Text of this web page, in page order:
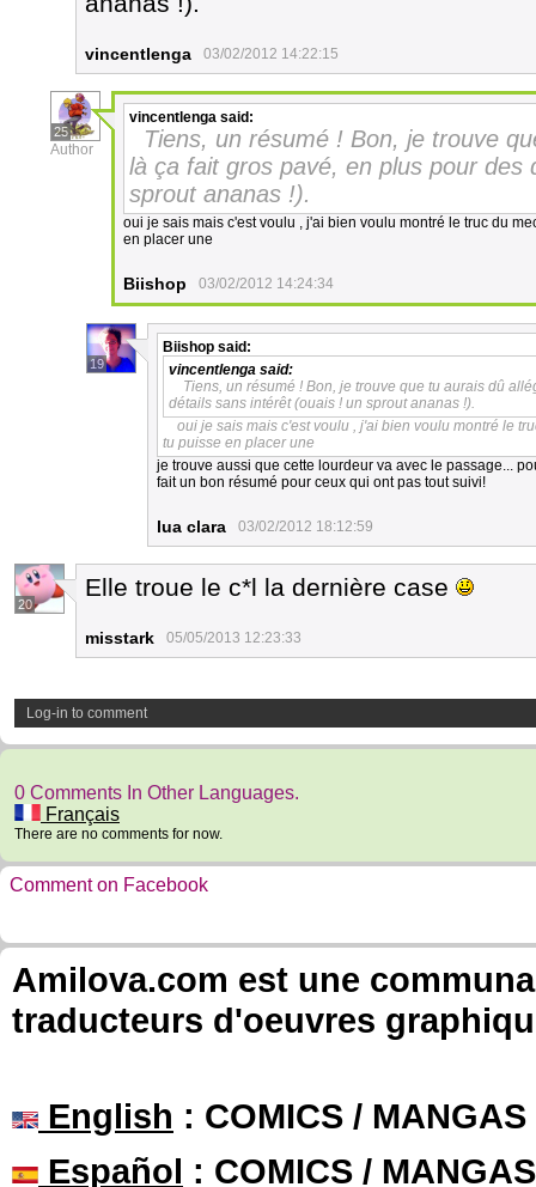
vincentlenga 03/02/2012 14:22:15
25
Author
vincentlenga said:
Tiens, un résumé ! Bon, je trouve
là ça fait gros pavé, en plus pour des
sprout ananas !).
oui je sais mais c'est voulu , j'ai bien voulu montré le truc du
en placer une
Biishop 03/02/2012 14:24:34
19
Biishop said:
vincentlenga said:
Tiens, un résumé ! Bon, je trouve que tu aurais dû
détails sans intérêt (ouais ! un sprout ananas !).
oui je sais mais c'est voulu , j'ai bien voulu montré le
tu puisse en placer une
je trouve aussi que cette lourdeur va avec le passage...
fait un bon résumé pour ceux qui ont pas tout suivi!
lua clara 03/02/2012 18:12:59
20
Elle troue le c*l la dernière case
misstark 05/05/2013 12:23:33
Log-in to comment
0 Comments In Other Languages.
Français
There are no comments for now.
Comment on Facebook
Amilova.com est une
traducteurs d'oeuvres
English : COMICS /
Español : COMICS /